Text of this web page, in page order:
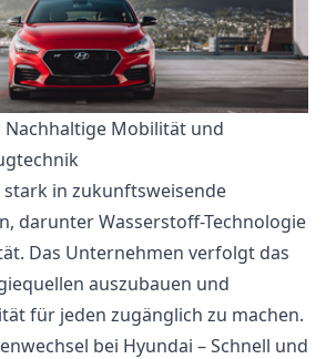
Nachhaltige Mobilität und
in zukunftsweisende
darunter Wasserstoff-Technologie
Das Unternehmen verfolgt das
auszubauen und
für jeden zugänglich zu machen.
bei Hyundai – Schnell und